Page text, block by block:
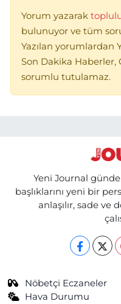
Yorum yazarak
bulunuyor ve tüm
Yazılan yorumlardan
Son Dakika Haberler,
sorumlu tutulamaz.
Yeni Journal
başlıklarını yeni bir
anlaşılır, sade ve
Nöbetçi Eczaneler
Hava Durumu